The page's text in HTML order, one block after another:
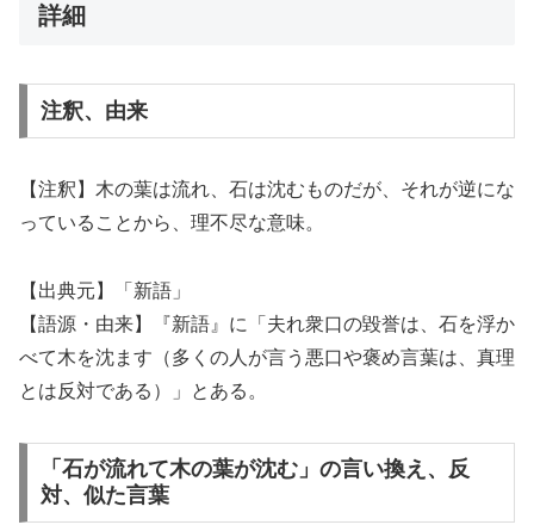
詳細
注釈、由来
【注釈】木の葉は流れ、石は沈むものだが、それが逆にな
っていることから、理不尽な意味。
【出典元】「新語」
【語源・由来】『新語』に「夫れ衆口の毀誉は、石を浮か
べて木を沈ます（多くの人が言う悪口や褒め言葉は、真理
とは反対である）」とある。
「石が流れて木の葉が沈む」の言い換え、反
対、似た言葉